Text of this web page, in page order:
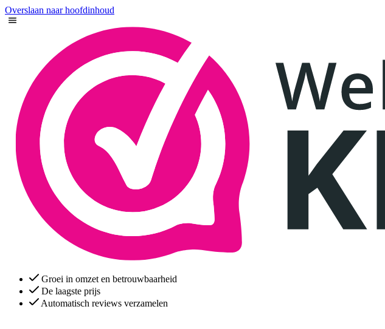
Overslaan naar hoofdinhoud
Groei in omzet en betrouwbaarheid
De laagste prijs
Automatisch reviews verzamelen